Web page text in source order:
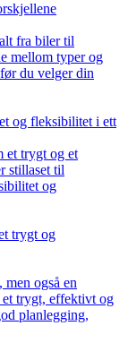
fra biler til
mellom typer og
du velger din
og fleksibilitet i ett
et trygt og et
stillaset til
og
trygt og
også en
trygt, effektivt og
planlegging,